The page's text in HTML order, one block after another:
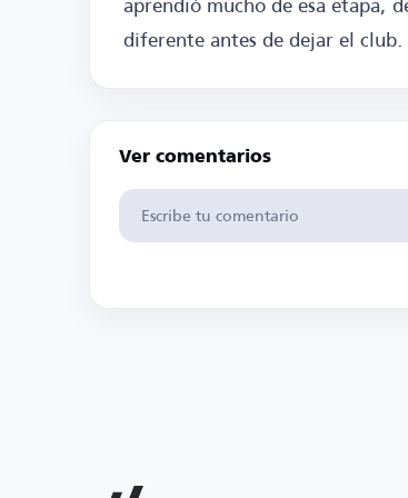
diferente antes de dejar el club.
Ver comentarios